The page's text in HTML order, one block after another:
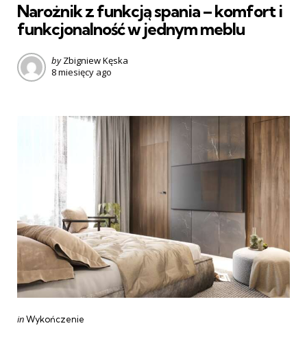
Narożnik z funkcją spania – komfort i
funkcjonalność w jednym meblu
Posted
by
by Zbigniew Kęska
8 miesięcy ago
Categories
Posted
inWykończenie